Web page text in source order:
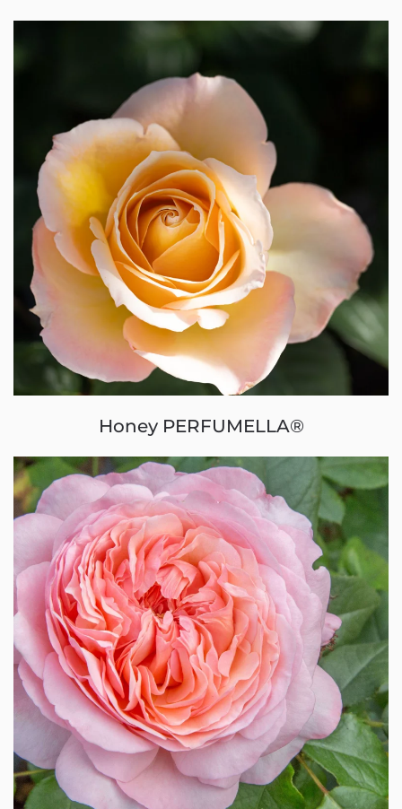
Honey PERFUMELLA®